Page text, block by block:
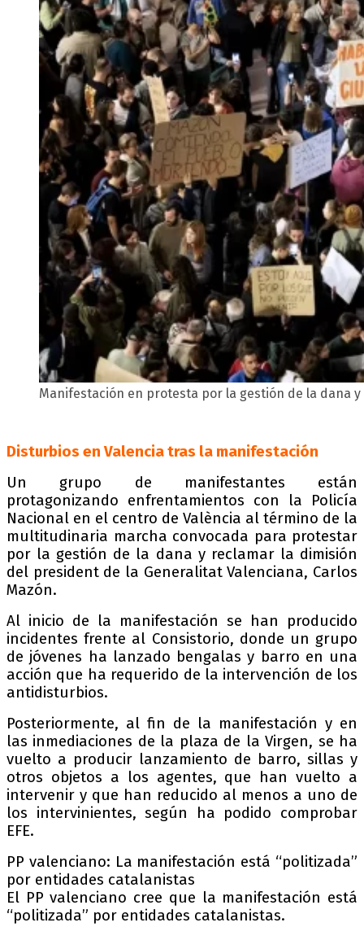
Manifestación en protesta por la gestión de la dana y
Disturbios en Valencia tras la manifestación
Un grupo de manifestantes están
protagonizando enfrentamientos con la Policía
Nacional en el centro de València al término de la
multitudinaria marcha convocada para protestar
por la gestión de la dana y reclamar la dimisión
del president de la Generalitat Valenciana, Carlos
Mazón.
Al inicio de la manifestación se han producido
incidentes frente al Consistorio, donde un grupo
de jóvenes ha lanzado bengalas y barro en una
acción que ha requerido de la intervención de los
antidisturbios.
Posteriormente, al fin de la manifestación y en
las inmediaciones de la plaza de la Virgen, se ha
vuelto a producir lanzamiento de barro, sillas y
otros objetos a los agentes, que han vuelto a
intervenir y que han reducido al menos a uno de
los intervinientes, según ha podido comprobar
EFE.
PP valenciano: La manifestación está “politizada”
por entidades catalanistas
El PP valenciano cree que la manifestación está
“politizada” por entidades catalanistas.